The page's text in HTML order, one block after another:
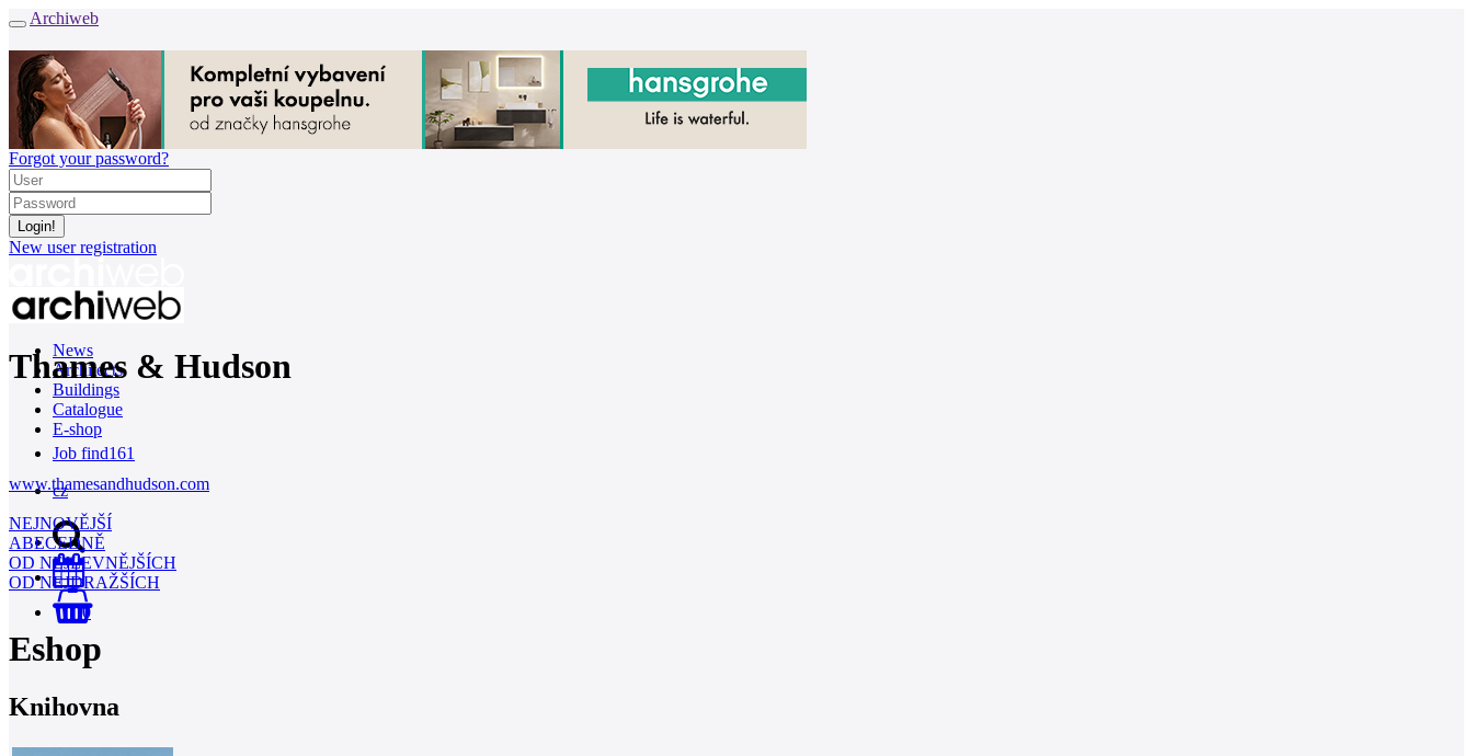
Archiweb
Forgot your password?
New user registration
News
Architects
Buildings
Catalogue
E-shop
Job find161
cz
0
Thames & Hudson
www.thamesandhudson.com
NEJNOVĚJŠÍ
ABECEDNĚ
OD NEJLEVNĚJŠÍCH
OD NEJDRAŽŠÍCH
Eshop
Knihovna